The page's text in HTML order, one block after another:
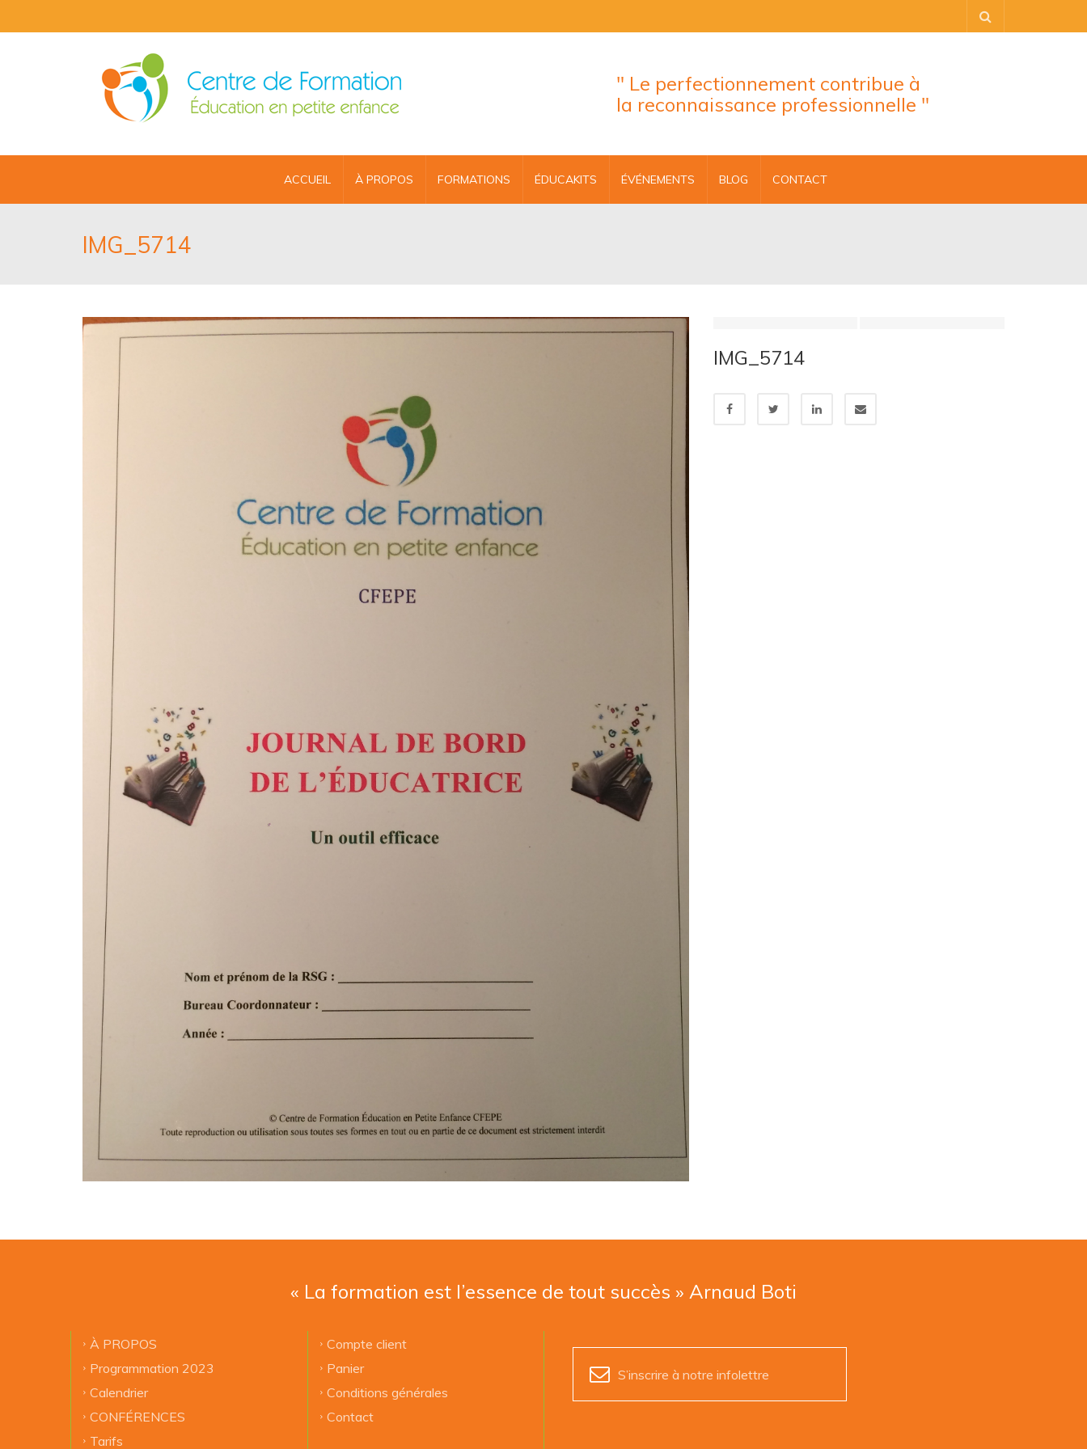
" Le perfectionnement contribue à
la reconnaissance professionnelle "
ACCUEIL À PROPOS FORMATIONS ÉDUCAKITS ÉVÉNEMENTS BLOG CONTACT
IMG_5714
IMG_5714
« La formation est l’essence de tout succès » Arnaud Boti
À PROPOS
Programmation 2023
Calendrier
CONFÉRENCES
Tarifs
Compte client
Panier
Conditions générales
Contact
S’inscrire à notre infolettre